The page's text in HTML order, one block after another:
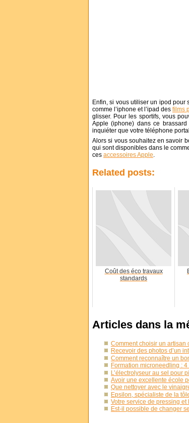
Enfin, si vous utiliser un ipod pour
comme l’iphone et l’ipad des films
glisser. Pour les sportifs, vous
Apple (iphone) dans ce
inquiéter que votre téléphone
Alors si vous souhaitez en savoir
qui sont disponibles dans le
ces accessoires Apple
Related posts:
Coût des éco travaux
standards
Articles dans la
Comment choisir un artisan
Recevoir des photos d’un
Comment reconnaître un
Formation microneedling :
L’électrolyseur au sel pour
Avoir une excellente école
Que nettoyer avec le
Epsilon, spécialiste de la
Votre service de pressing
Est-il possible de changer